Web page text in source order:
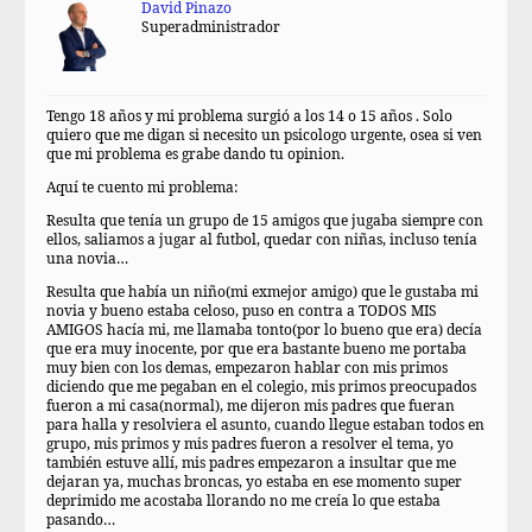
David Pinazo
Superadministrador
Tengo 18 años y mi problema surgió a los 14 o 15 años . Solo
quiero que me digan si necesito un psicologo urgente, osea si ven
que mi problema es grabe dando tu opinion.
Aquí te cuento mi problema:
Resulta que tenía un grupo de 15 amigos que jugaba siempre con
ellos, saliamos a jugar al futbol, quedar con niñas, incluso tenía
una novia…
Resulta que había un niño(mi exmejor amigo) que le gustaba mi
novia y bueno estaba celoso, puso en contra a TODOS MIS
AMIGOS hacía mi, me llamaba tonto(por lo bueno que era) decía
que era muy inocente, por que era bastante bueno me portaba
muy bien con los demas, empezaron hablar con mis primos
diciendo que me pegaban en el colegio, mis primos preocupados
fueron a mi casa(normal), me dijeron mis padres que fueran
para halla y resolviera el asunto, cuando llegue estaban todos en
grupo, mis primos y mis padres fueron a resolver el tema, yo
también estuve allí, mis padres empezaron a insultar que me
dejaran ya, muchas broncas, yo estaba en ese momento super
deprimido me acostaba llorando no me creía lo que estaba
pasando…